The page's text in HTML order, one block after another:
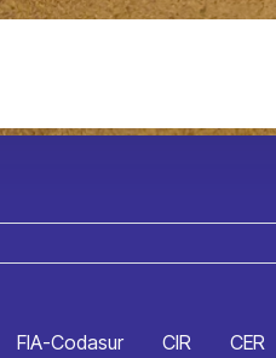
FIA-Codasur CIR CER